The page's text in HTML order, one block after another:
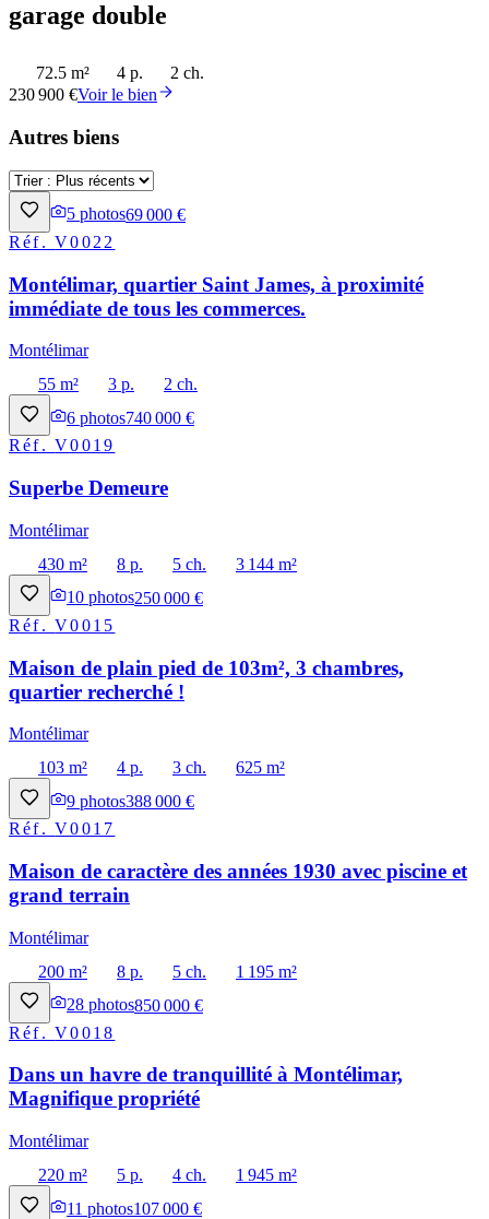
garage double
72.5 m² 4 p.
2 ch.
230 900 €Voir le bien
Autres biens
5 photos69 000 €
Réf.V0022
Montélimar, quartier Saint James, à proximité
immédiate de tous les commerces.
Montélimar
55 m²
3 p.
2 ch.
6 photos740 000 €
Réf.V0019
Superbe Demeure
Montélimar
430 m²
8 p. 5 ch.
3 144 m²
10 photos250 000 €
Réf.V0015
Maison de plain pied de 103m², 3 chambres,
quartier recherché !
Montélimar
103 m²
4 p. 3 ch.
625 m²
9 photos388 000 €
Réf.V0017
Maison de caractère des années 1930 avec piscine et
grand terrain
Montélimar
200 m²
8 p. 5 ch.
1 195 m²
28 photos850 000 €
Réf.V0018
Dans un havre de tranquillité à Montélimar,
Magnifique propriété
Montélimar
220 m²
5 p. 4 ch.
1 945 m²
11 photos107 000 €